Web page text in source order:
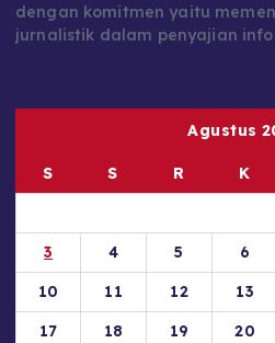
dengan komitmen yaitu
jurnalistik dalam penyajian
Agustus
S S R K
3
4 5 6
10
11 12 13
17
18 19 20